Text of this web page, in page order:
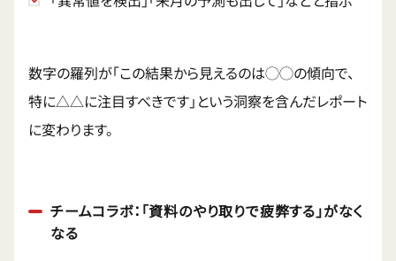
数字の羅列が「この結果から見えるのは◯◯の傾向で、
特に△△に注目すべきです」という洞察を含んだレポート
に変わります。
チームコラボ：「資料のやり取りで疲弊する」がなく
なる